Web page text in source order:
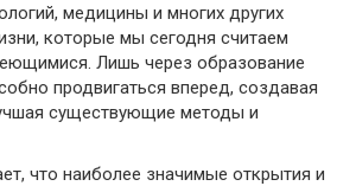
медицины и многих других
которые мы сегодня считаем
Лишь через образование
продвигаться вперед, создавая
существующие методы и
что наиболее значимые открытия и